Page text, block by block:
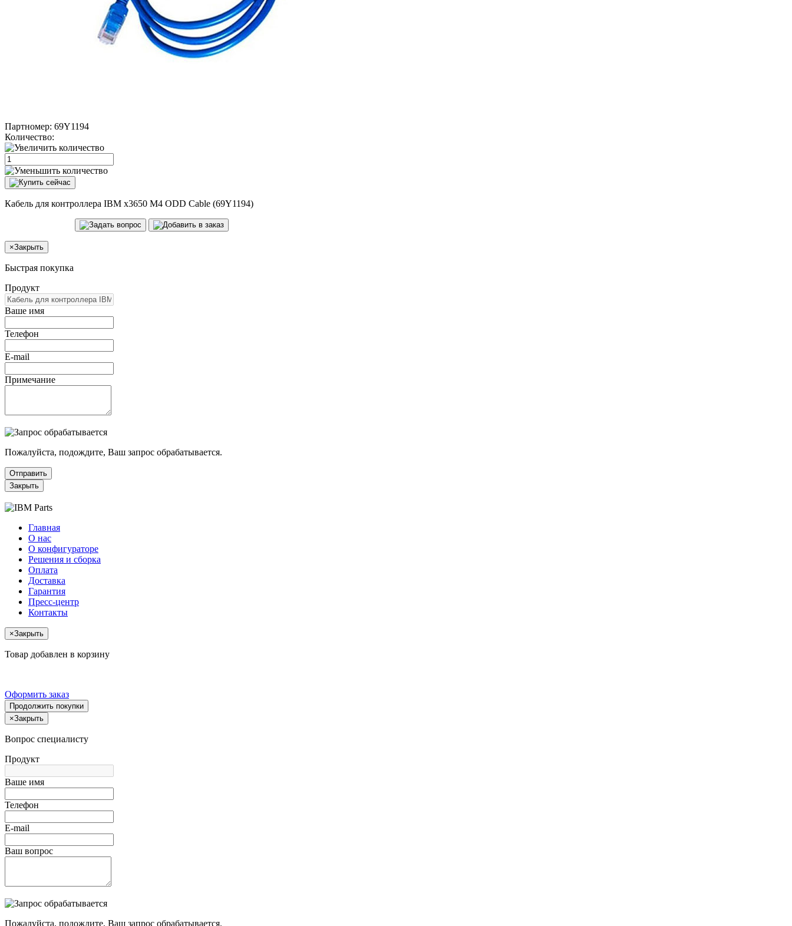
Партномер: 69Y1194
Количество:
Кабель для контроллера IBM x3650 M4 ODD Cable (69Y1194)
×Закрыть
Быстрая покупка
Продукт
Ваше имя
Телефон
E-mail
Примечание
Пожалуйста, подождите, Ваш запрос обрабатывается.
Отправить
Закрыть
Главная
О нас
О конфигураторе
Решения и сборка
Оплата
Доставка
Гарантия
Пресс-центр
Контакты
×Закрыть
Товар добавлен в корзину
Оформить заказ
Продолжить покупки
×Закрыть
Вопрос специалисту
Продукт
Ваше имя
Телефон
E-mail
Ваш вопрос
Пожалуйста, подождите, Ваш запрос обрабатывается.